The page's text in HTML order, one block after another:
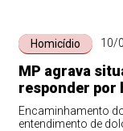
Homicídio 10/
MP agrava
responder por
Encaminhamento
entendimento de